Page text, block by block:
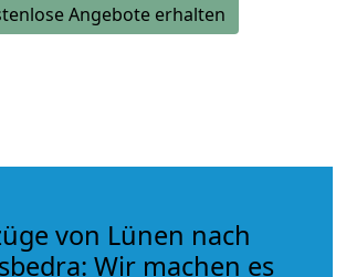
Angebote erhalten
von Lünen nach
Wir machen es